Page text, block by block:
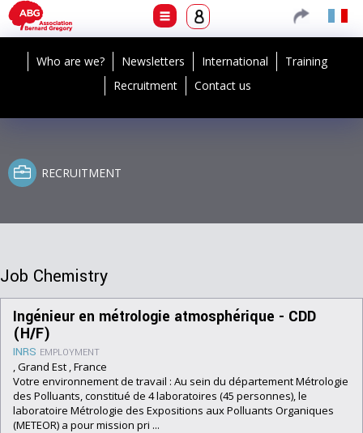
Who are we? Newsletters International
Training
Recruitment
Contact us
RECRUITMENT
Job Chemistry
Ingénieur en métrologie atmosphérique - CDD
(H/F)
INRS EMPLOYMENT
, Grand Est , France
Votre environnement de travail : Au sein du département Métrologie
des Polluants, constitué de 4 laboratoires (45 personnes), le
laboratoire Métrologie des Expositions aux Polluants Organiques
(METEOR) a pour mission pri ...